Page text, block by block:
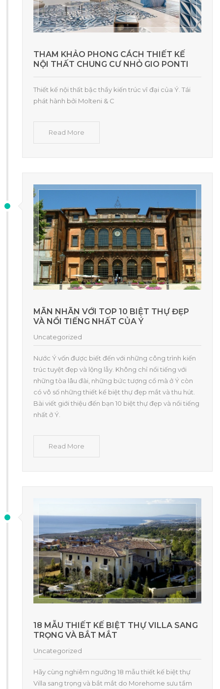
THAM KHẢO PHONG CÁCH THIẾT KẾ
NỘI THẤT CHUNG CƯ NHỎ GIO PONTI
Thiết kế nội thất bậc thầy kiến ​​trúc vĩ đại của Ý. Tái
phát hành bởi Molteni & C
Read More
MÃN NHÃN VỚI TOP 10 BIỆT THỰ ĐẸP
VÀ NỔI TIẾNG NHẤT CỦA Ý
Uncategorized
Nước Ý vốn được biết đến với những công trình kiến
trúc tuyệt đẹp và lộng lẫy. Không chỉ nổi tiếng với
những tòa lâu đài, những bức tượng cổ mà ở Ý còn
có vô số những thiết kế biệt thự đẹp mắt và thu hút.
Bài viết giới thiệu đến bạn 10 biệt thự đẹp và nổi tiếng
nhất ở Ý.
Read More
18 MẪU THIẾT KẾ BIỆT THỰ VILLA SANG
TRỌNG VÀ BẮT MẮT
Uncategorized
Hãy cùng nghiêm ngưỡng 18 mẫu thiết kế biệt thự
Villa sang trọng và bắt mắt do Morehome sưu tầm